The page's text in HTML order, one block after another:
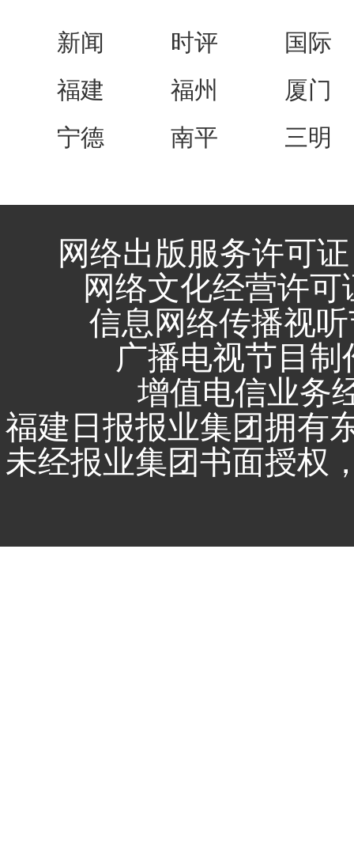
新闻 时评
国际
福建
福州
厦门
宁德
南平 三明
网络出版服务许可
网络文化经营许可
信息网络传播视
广播电视节目
增值电信业务
福建日报报业集团拥有
未经报业集团书面授权